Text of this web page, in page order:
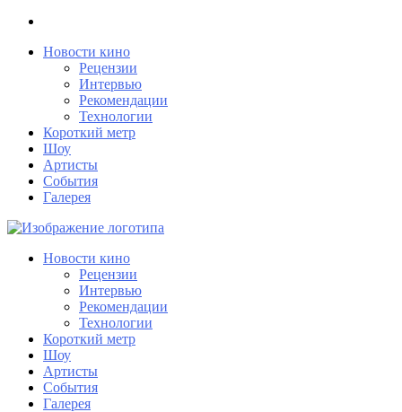
Новости кино
Рецензии
Интервью
Рекомендации
Технологии
Короткий метр
Шоу
Артисты
События
Галерея
Новости кино
Рецензии
Интервью
Рекомендации
Технологии
Короткий метр
Шоу
Артисты
События
Галерея